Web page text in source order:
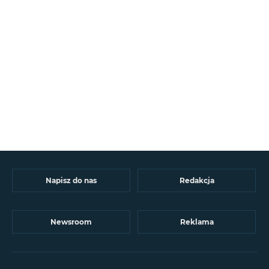
Napisz do nas Redakcja
Newsroom Reklama